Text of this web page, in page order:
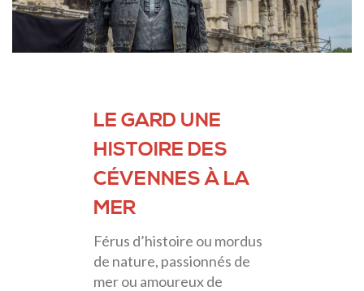
LE GARD UNE
HISTOIRE DES
CÉVENNES À LA
MER
Férus d’histoire ou mordus
de nature, passionnés de
mer ou amoureux de